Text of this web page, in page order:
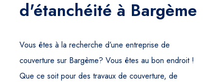
d'étanchéité à Bargème
Vous êtes à la recherche d’une entreprise de
couverture sur Bargème? Vous êtes au bon endroit !
Que ce soit pour des travaux de couverture, de